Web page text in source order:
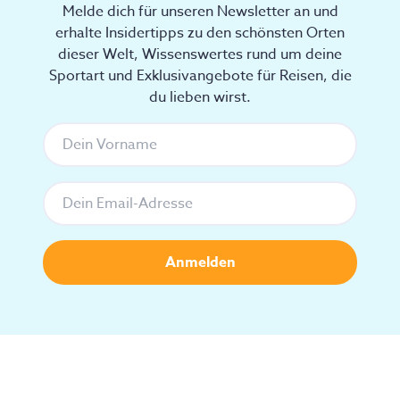
Melde dich für unseren Newsletter an und
erhalte Insidertipps zu den schönsten Orten
dieser Welt, Wissenswertes rund um deine
Sportart und Exklusivangebote für Reisen, die
du lieben wirst.